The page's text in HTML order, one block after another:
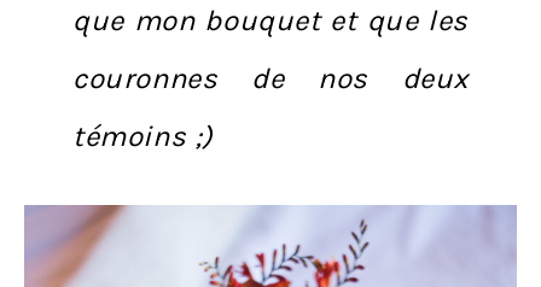
que mon bouquet et que les
couronnes de nos deux
témoins ;)